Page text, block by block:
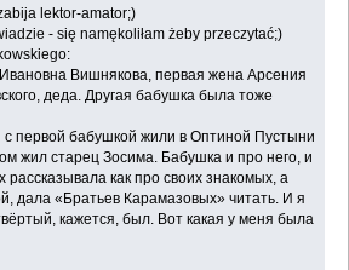
lektor-amator;)
- się namękoliłam żeby przeczytać;)
Вишнякова, первая жена Арсения
деда. Другая бабушка была тоже
первой бабушкой жили в Оптиной Пустыни
жил старец Зосима. Бабушка и про него, и
рассказывала как про своих знакомых, а
дала «Братьев Карамазовых» читать. И я
кажется, был. Вот какая у меня была